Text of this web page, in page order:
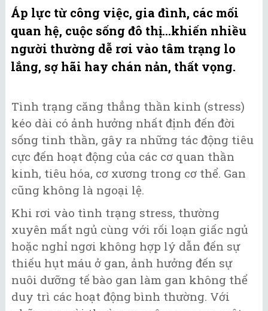
Áp lực từ công việc, gia đình, các mối
quan hệ, cuộc sống đô thị...khiến nhiều
người thường dễ rơi vào tâm trạng lo
lắng, sợ hãi hay chán nản, thất vọng.
Tình trạng căng thẳng thần kinh (stress)
kéo dài có ảnh hưởng nhất định đến đời
sống tinh thần, gây ra những tác động tiêu
cực đến hoạt động của các cơ quan thần
kinh, tiêu hóa, cơ xương trong cơ thể. Gan
cũng không là ngoại lệ.
Khi rơi vào tình trạng stress, thường
xuyên mất ngủ cùng với rối loạn giấc ngủ
hoặc nghỉ ngơi không hợp lý dẫn đến sự
thiếu hụt máu ở gan, ảnh hưởng đến sự
nuôi dưỡng tế bào gan làm gan không thể
duy trì các hoạt động bình thường. Với